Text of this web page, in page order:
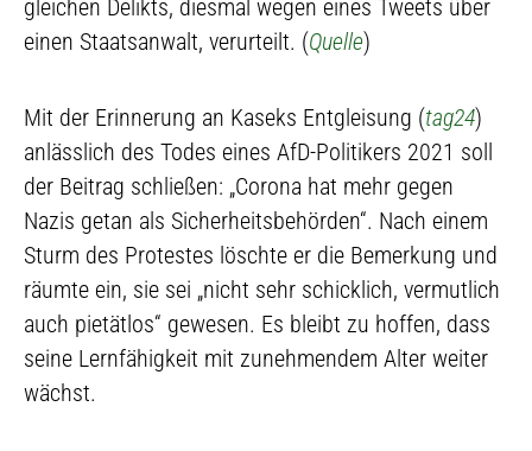
gleichen Delikts, diesmal wegen eines Tweets über
einen Staatsanwalt, verurteilt. (Quelle)
Mit der Erinnerung an Kaseks Entgleisung (tag24)
anlässlich des Todes eines AfD-Politikers 2021 soll
der Beitrag schließen: „Corona hat mehr gegen
Nazis getan als Sicherheitsbehörden“. Nach einem
Sturm des Protestes löschte er die Bemerkung und
räumte ein, sie sei „nicht sehr schicklich, vermutlich
auch pietätlos“ gewesen. Es bleibt zu hoffen, dass
seine Lernfähigkeit mit zunehmendem Alter weiter
wächst.